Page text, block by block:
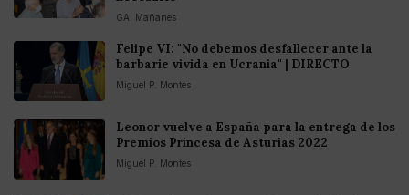
GA. Mañanes
Felipe VI: "No debemos desfallecer ante la
barbarie vivida en Ucrania" | DIRECTO
Miguel P. Montes
Leonor vuelve a España para la entrega de los
Premios Princesa de Asturias 2022
Miguel P. Montes